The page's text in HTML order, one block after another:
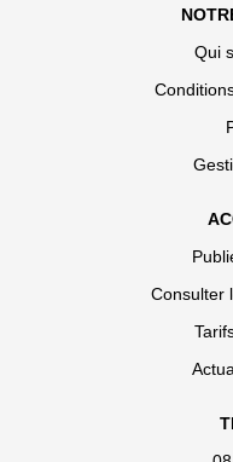
Qui
Consulter